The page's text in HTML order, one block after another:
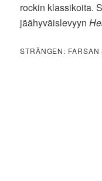
rockin klassikoita.
jäähyväislevyyn
STRÄNGEN: